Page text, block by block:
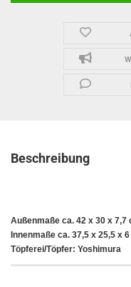
Beschreibung
Außenmaße ca. 42 x 30 x 7,7
Innenmaße ca. 37,5 x 25,5 x
Töpferei/Töpfer: Yoshimura